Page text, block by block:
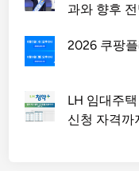
과와 향후
2026 쿠팡
LH 임대주
신청 자격까